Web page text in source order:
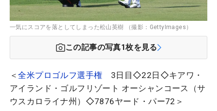
一気にスコアを落としてしまった松山英樹 （撮影：GettyImages）
この記事の写真1枚を見る
＜全米プロゴルフ選手権 3日目◇22日◇キアワ・
アイランド・ゴルフリゾート オーシャンコース（サ
ウスカロライナ州）◇7876ヤード・パー72＞